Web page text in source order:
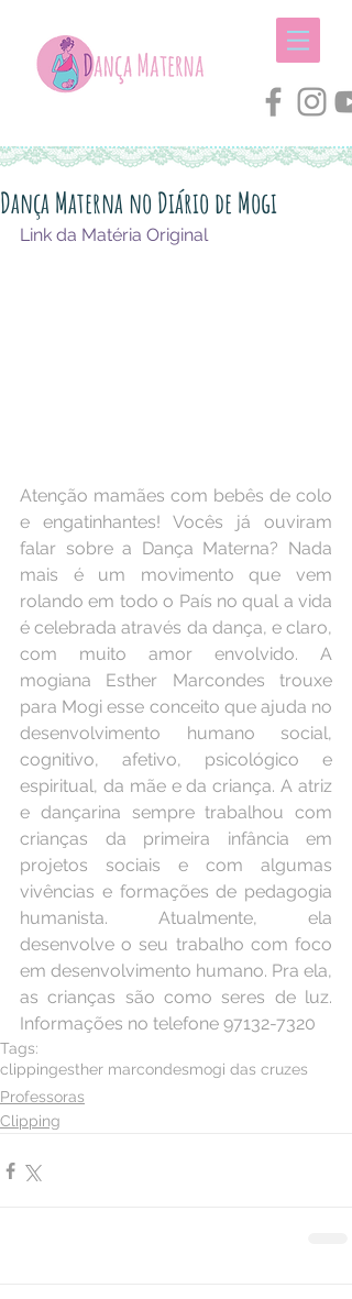
Dança Materna no Diário de Mogi
Link da Matéria Original
Atenção mamães com bebês de colo
e engatinhantes! Vocês já ouviram
falar sobre a Dança Materna? Nada
mais é um movimento que vem
rolando em todo o País no qual a vida
é celebrada através da dança, e claro,
com muito amor envolvido. A
mogiana Esther Marcondes trouxe
para Mogi esse conceito que ajuda no
desenvolvimento humano social,
cognitivo, afetivo, psicológico e
espiritual, da mãe e da criança. A atriz
e dançarina sempre trabalhou com
crianças da primeira infância em
projetos sociais e com algumas
vivências e formações de pedagogia
humanista. Atualmente, ela
desenvolve o seu trabalho com foco
em desenvolvimento humano. Pra ela,
as crianças são como seres de luz.
Informações no telefone 97132-7320
Tags:
clippingesther marcondesmogi das cruzes
Professoras
Clipping